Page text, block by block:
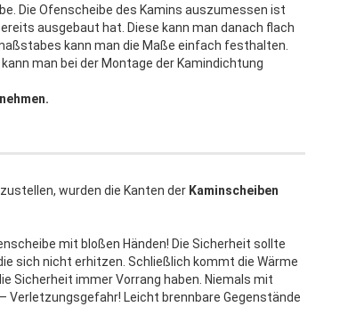
Die Ofenscheibe des Kamins auszumessen ist
ausgebaut hat. Diese kann man danach flach
kann man die Maße einfach festhalten.
man bei der Montage der Kamindichtung
wurden die Kanten der Kaminscheiben
mit bloßen Händen! Die Sicherheit sollte
sich nicht erhitzen. Schließlich kommt die Wärme
Sicherheit immer Vorrang haben. Niemals mit
Verletzungsgefahr! Leicht brennbare Gegenstände